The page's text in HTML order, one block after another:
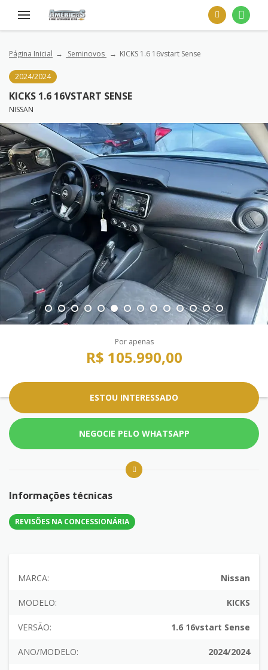
Página Inicial Seminovos KICKS 1.6 16vstart Sense
2024/2024
KICKS 1.6 16VSTART SENSE
NISSAN
Por apenas
R$ 105.990,00
ESTOU INTERESSADO
NEGOCIE PELO WHATSAPP
Informações técnicas
REVISÕES NA CONCESSIONÁRIA
MARCA: Nissan
MODELO: KICKS
VERSÃO: 1.6 16vstart Sense
ANO/MODELO: 2024/2024